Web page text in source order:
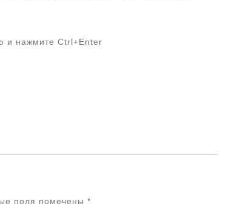
и нажмите Ctrl+Enter
поля помечены *